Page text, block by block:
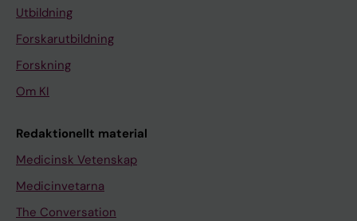
Utbildning
Forskarutbildning
Forskning
Om KI
Redaktionellt material
Medicinsk Vetenskap
Medicinvetarna
The Conversation